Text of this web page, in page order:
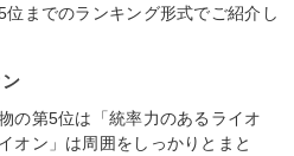
までのランキング形式でご紹介し
の第5位は「統率力のあるライオ
オン」は周囲をしっかりとまと